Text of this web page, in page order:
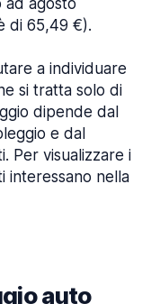
ad agosto
di 65,49 €).
a individuare
si tratta solo di
dipende dal
e dal
Per visualizzare i
interessano nella
auto